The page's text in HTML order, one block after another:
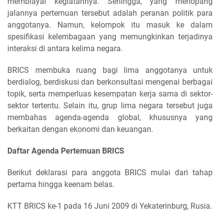
jalannya pertemuan tersebut adalah peranan politik para
anggotanya. Namun, kelompok itu masuk ke dalam
spesifikasi kelembagaan yang memungkinkan terjadinya
interaksi di antara kelima negara.
BRICS membuka ruang bagi lima anggotanya untuk
berdialog, berdiskusi dan berkonsultasi mengenai berbagai
topik, serta memperluas kesempatan kerja sama di sektor-
sektor tertentu. Selain itu, grup lima negara tersebut juga
membahas agenda-agenda global, khususnya yang
berkaitan dengan ekonomi dan keuangan.
Daftar Agenda Pertemuan BRICS
Berikut deklarasi para anggota BRICS mulai dari tahap
pertama hingga keenam belas.
KTT BRICS ke-1 pada 16 Juni 2009 di Yekaterinburg, Rusia.